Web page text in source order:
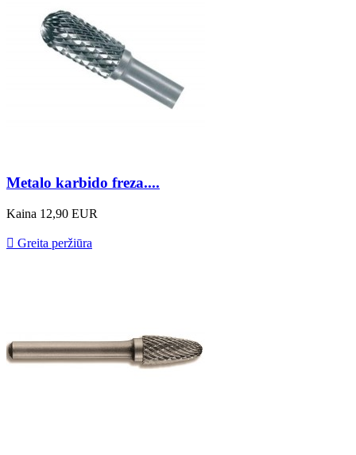
Metalo karbido freza....
Kaina 12,90 EUR
 Greita peržiūra